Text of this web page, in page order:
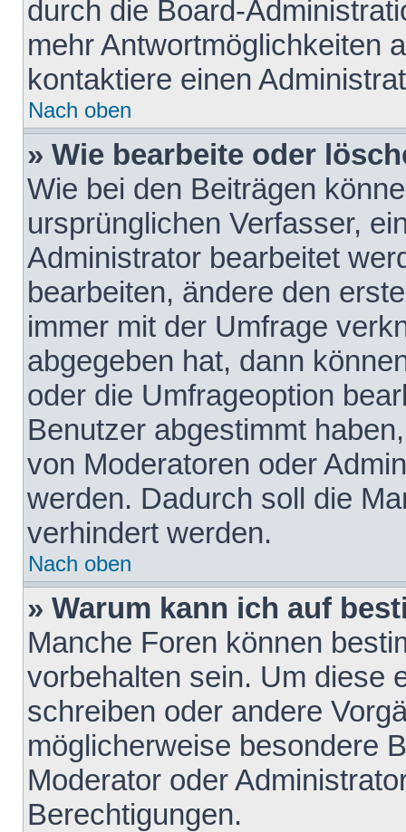
durch die Board-
mehr Antwortmöglichkeiten
kontaktiere einen
Nach oben
» Wie bearbeite oder
Wie bei den Beiträgen
ursprünglichen Verfasser,
Administrator bearbeitet
bearbeiten, ändere den
immer mit der Umfrage
abgegeben hat, dann
oder die Umfrageoption
Benutzer abgestimmt
von Moderatoren oder
werden. Dadurch soll die
verhindert werden.
Nach oben
» Warum kann ich auf
Manche Foren können
vorbehalten sein. Um diese
schreiben oder andere
möglicherweise besondere
Moderator oder
Berechtigungen.